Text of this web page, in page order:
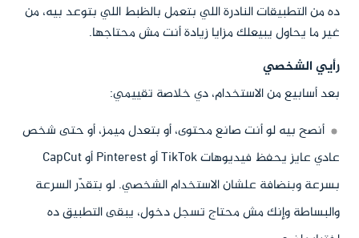
ده من التطبيقات النادرة اللي بتعمل بالظبط اللي بتوعد بيه، من
غير ما يحاول يبيعلك مزايا زيادة أنت مش محتاجها.
رأيي الشخصي
بعد أسابيع من الاستخدام، دي خلاصة تقييمي:
أنصح بيه لو أنت صانع محتوى، أو بتعدل ميمز، أو حتى شخص
عادي عايز يحفظ فيديوهات TikTok أو Pinterest أو CapCut
بسرعة وبنضافة علشان الاستخدام الشخصي. لو بتقدّر السرعة
والبساطة وإنك مش محتاج تسجل دخول، يبقى التطبيق ده